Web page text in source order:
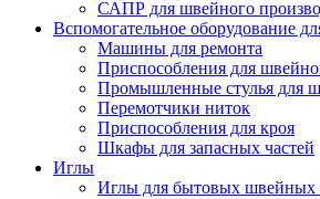
САПР для швейного
Вспомогательное оборудование
Машины для ремонта
Приспособления для
Промышленные стулья для
Перемотчики ниток
Приспособления для кроя
Шкафы для запасных частей
Иглы
Иглы для бытовых